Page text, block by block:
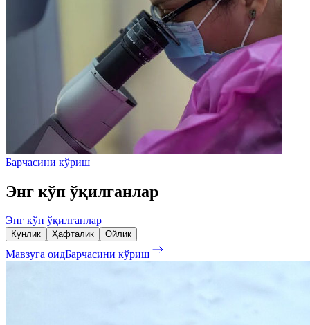
Барчасини кўриш
Энг кўп ўқилганлар
Энг кўп ўқилганлар
Кунлик Ҳафталик Ойлик
Мавзуга оидБарчасини кўриш